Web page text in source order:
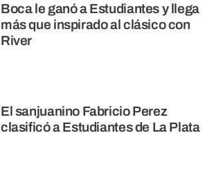
Boca le ganó a Estudiantes y llega
más que inspirado al clásico con
River
El sanjuanino Fabricio Perez
clasificó a Estudiantes de La Plata